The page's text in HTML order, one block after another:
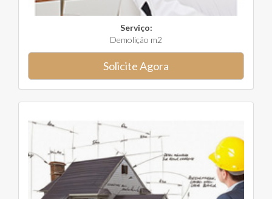
Serviço:
Demolição m2
Solicite Agora